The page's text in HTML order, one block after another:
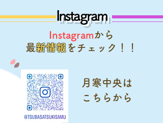
​Instagram
Instagramから
​最新情報 をチェック！！
​月寒中央は
​こちらから